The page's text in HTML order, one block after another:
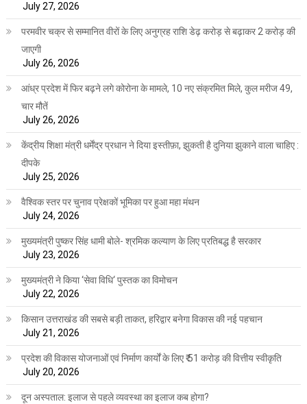
July 27, 2026
परमवीर चक्र से सम्मानित वीरों के लिए अनुग्रह राशि डेढ़ करोड़ से बढ़ाकर 2 करोड़ की
जाएगी
July 26, 2026
आंध्र प्रदेश में फिर बढ़ने लगे कोरोना के मामले, 10 नए संक्रमित मिले, कुल मरीज 49,
चार मौतें
July 26, 2026
केंद्रीय शिक्षा मंत्री धर्मेंद्र प्रधान ने दिया इस्तीफ़ा, झुकती है दुनिया झुकाने वाला चाहिए :
दीपके
July 25, 2026
वैश्विक स्तर पर चुनाव प्रेक्षकों भूमिका पर हुआ महा मंथन
July 24, 2026
मुख्यमंत्री पुष्कर सिंह धामी बोले- श्रमिक कल्याण के लिए प्रतिबद्ध है सरकार
July 23, 2026
मुख्यमंत्री ने किया ‘सेवा विधि‘ पुस्तक का विमोचन
July 22, 2026
किसान उत्तराखंड की सबसे बड़ी ताकत, हरिद्वार बनेगा विकास की नई पहचान
July 21, 2026
प्रदेश की विकास योजनाओं एवं निर्माण कार्यों के लिए ₹ 51 करोड़ की वित्तीय स्वीकृति
July 20, 2026
दून अस्पताल: इलाज से पहले व्यवस्था का इलाज कब होगा?